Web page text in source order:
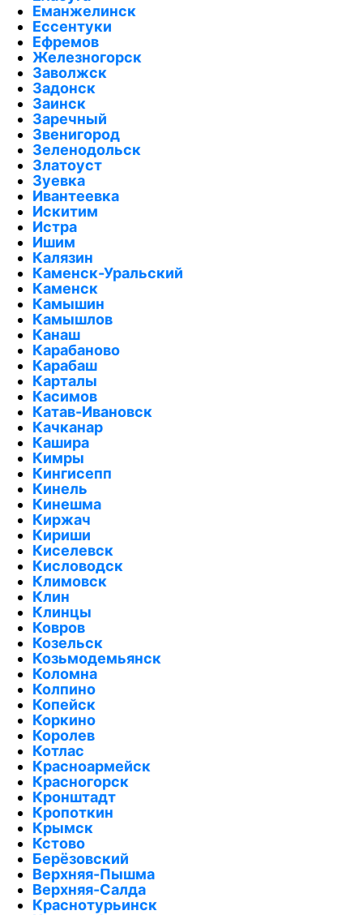
Еманжелинск
Ессентуки
Ефремов
Железногорск
Заволжск
Задонск
Заинск
Заречный
Звенигород
Зеленодольск
Златоуст
Зуевка
Ивантеевка
Искитим
Истра
Ишим
Калязин
Каменск-Уральский
Каменск
Камышин
Камышлов
Канаш
Карабаново
Карабаш
Карталы
Касимов
Катав-Ивановск
Качканар
Кашира
Кимры
Кингисепп
Кинель
Кинешма
Киржач
Кириши
Киселевск
Кисловодск
Климовск
Клин
Клинцы
Ковров
Козельск
Козьмодемьянск
Коломна
Колпино
Копейск
Коркино
Королев
Котлас
Красноармейск
Красногорск
Кронштадт
Кропоткин
Крымск
Кстово
Берёзовский
Верхняя-Пышма
Верхняя-Салда
Краснотурьинск